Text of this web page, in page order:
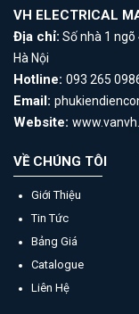
VH ELECTRICAL
Địa chỉ: Số nhà 1
Hà Nội
Hotline: 093 265
Email:
Website:
VỀ CHÚNG TÔI
Giới Thiệu
Tin Tức
Bảng Giá
Catalogue
Liên Hệ